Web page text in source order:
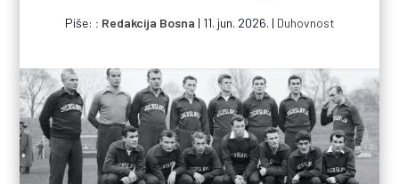
Piše: Redakcija Bosna | 11. jun. 2026. | Duhovnost